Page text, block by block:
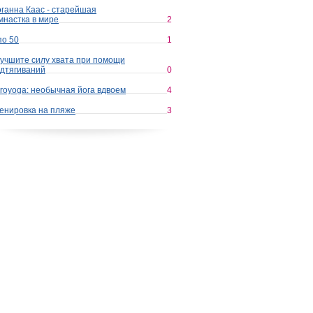
Каас - старейшая
в мире
2
50 1
силу хвата при помощи
0
необычная йога вдвоем 4
на пляже 3